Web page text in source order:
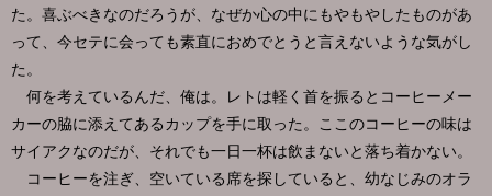
た。喜ぶべきなのだろうが、なぜか心の中にもやもやしたものがあ
って、今セテに会っても素直におめでとうと言えないような気がし
た。
何を考えているんだ、俺は。レトは軽く首を振るとコーヒーメー
カーの脇に添えてあるカップを手に取った。ここのコーヒーの味は
サイアクなのだが、それでも一日一杯は飲まないと落ち着かない。
コーヒーを注ぎ、空いている席を探していると、幼なじみのオラ